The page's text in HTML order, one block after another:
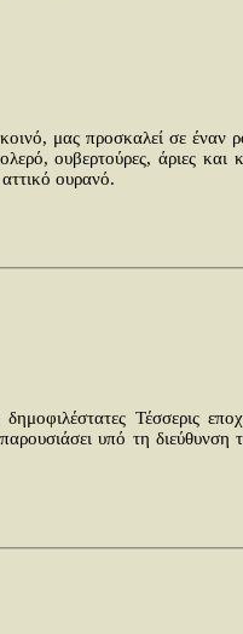
μας προσκαλεί σε έναν
ουβερτούρες, άριες
ουρανό.
Τέσσερις
υπό τη